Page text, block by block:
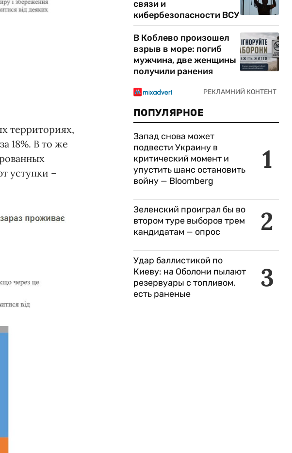
территориях,
18%. В то же
уступки –
связи и
кибербезопасности ВСУ
В Коблево произошел
взрыв в море: погиб
мужчина, две женщины
получили ранения
ПОПУЛЯРНОЕ
1
Запад снова может
подвести Украину в
критический момент и
упустить шанс остановить
войну — Bloomberg
2
Зеленский проиграл бы во
втором туре выборов трем
кандидатам — опрос
3
Удар баллистикой по
Киеву: на Оболони пылают
резервуары с топливом,
есть раненые